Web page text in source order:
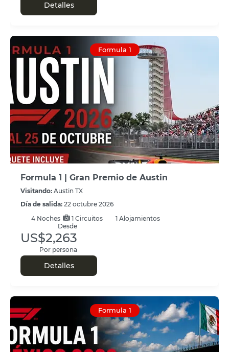
Detalles
Formula 1
Formula 1 | Gran Premio de Austin
Visitando: Austin TX
Día de salida: 22 octubre 2026
4 Noches 1 Circuitos
1 Alojamientos
Desde
US$2,263
Por persona
Detalles
Formula 1